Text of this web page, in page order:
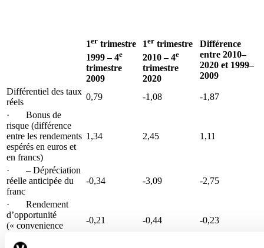
1er trimestre
1999 – 4e
trimestre
2009
1er trimestre
2010 – 4e
trimestre
2020
Différence
entre 2010–
2020 et 1999–
2009
Différentiel des taux
réels
0,79 -1,08
-1,87
· Bonus de
risque (différence
entre les rendements
espérés en euros et
en francs)
1,34 2,45 1,11
· – Dépréciation
réelle anticipée du
franc
-0,34 -3,09 -2,75
· Rendement
d’opportunité
(« convenience
-0,21 -0,44 -0,23